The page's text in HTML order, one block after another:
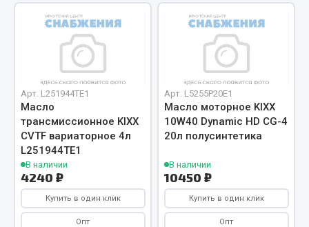
Весь раздел
МЕТИЗЫ
Болты
Гайки
Кольца стопорные
Пресс-масленки
Пробки
Пружины
Хомуты
Арт. L251944TE1
Масло
трансмиссионное KIXX
CVTF вариаторное 4л
L251944TE1
В наличии
4240 ₽
Купить в один клик
Опт
Арт. L5255P20E1
Масло моторное KIXX
10W40 Dynamic HD СG-4
20л полусинтетика
В наличии
10450 ₽
Купить в один клик
Опт